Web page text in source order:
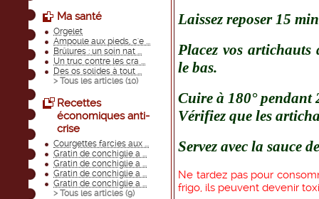
Ma santé
Orgelet
Ampoule aux pieds, c'e ...
Brûlures : un soin nat ...
Un truc contre les cra ...
Des os solides à tout ...
> Tous les articles (10)
Recettes
économiques anti-
crise
Courgettes farcies aux ...
Gratin de conchiglie a ...
Gratin de conchiglie a ...
Gratin de conchiglie a ...
Gratin de conchiglie a ...
> Tous les articles (9)
Laissez reposer 15
Placez vos
le bas.
Cuire à 180° pendant
Vérifiez que les
Servez avec la sauce
Ne tardez pas pour
frigo, ils peuvent devenir